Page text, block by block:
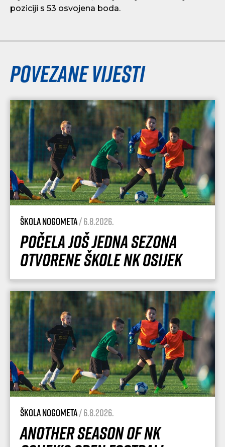
poziciji s 53 osvojena boda.
Povezane vijesti
Škola nogometa/ 6.8.2026.
Počela još jedna sezona
Otvorene škole NK Osijek
Škola nogometa/ 6.8.2026.
Another season of NK